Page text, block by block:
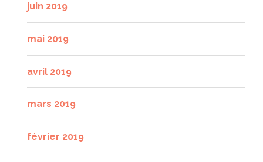
juin 2019
mai 2019
avril 2019
mars 2019
février 2019